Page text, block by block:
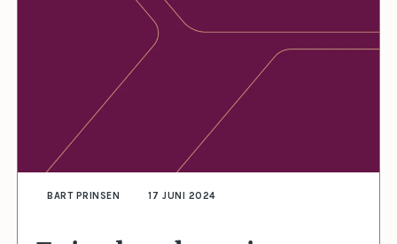
BART PRINSEN 17 JUNI 2024